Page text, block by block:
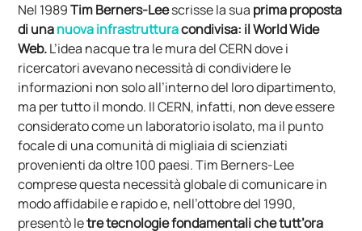
Nel 1989Tim Berners-Leescrisse la sua prima proposta
di unanuova infrastrutturacondivisa: il World Wide
Web.L’idea nacque tra le mura del CERN dove i
ricercatori avevano necessità di condividere le
informazioni non solo all’interno del loro dipartimento,
ma per tutto il mondo. Il CERN, infatti, non deve essere
considerato come un laboratorio isolato, ma il punto
focale di una comunità di migliaia di scienziati
provenienti da oltre 100 paesi. Tim Berners-Lee
comprese questa necessità globale di comunicare in
modo affidabile e rapido e, nell’ottobre del 1990,
presentò letre tecnologie fondamentali che tutt’ora